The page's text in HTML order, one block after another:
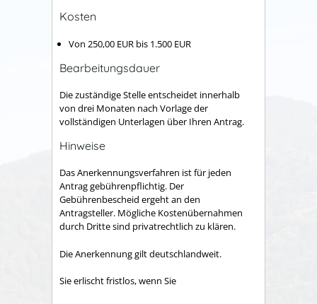
Kosten
Von 250,00 EUR bis 1.500 EUR
Bearbeitungsdauer
Die zuständige Stelle entscheidet innerhalb
von drei Monaten nach Vorlage der
vollständigen Unterlagen über Ihren Antrag.
Hinweise
Das Anerkennungsverfahren ist für jeden
Antrag gebührenpflichtig. Der
Gebührenbescheid ergeht an den
Antragsteller. Mögliche Kostenübernahmen
durch Dritte sind privatrechtlich zu klären.
Die Anerkennung gilt deutschlandweit.
Sie erlischt fristlos, wenn Sie